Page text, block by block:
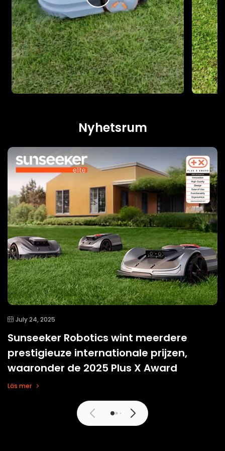
Nyhetsrum
July 24, 2025
Sunseeker Robotics wint meerdere
prestigieuze internationale prijzen,
waaronder de 2025 Plus X Award
Läs mer